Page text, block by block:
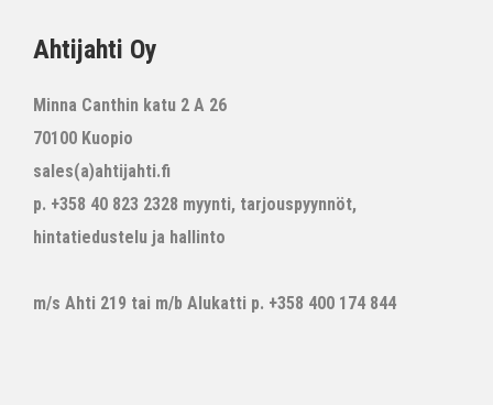
Ahtijahti Oy
Minna Canthin katu 2 A 26
70100 Kuopio
sales(a)ahtijahti.fi
p. +358 40 823 2328 myynti, tarjouspyynnöt,
hintatiedustelu ja hallinto
m/s Ahti 219 tai m/b Alukatti p. +358 400 174 844